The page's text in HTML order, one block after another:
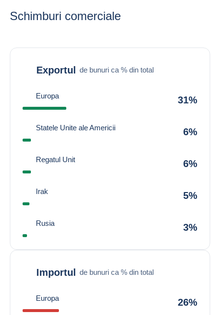
Schimburi comerciale
Exportul de bunuri ca % din total
Europa 31%
Statele Unite ale Americii 6%
Regatul Unit 6%
Irak 5%
Rusia 3%
Importul de bunuri ca % din total
Europa 26%